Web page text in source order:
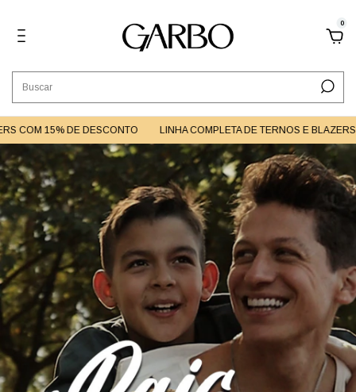
0
15% DE DESCONTO LINHA COMPLETA DE TERNOS E BLAZERS COM